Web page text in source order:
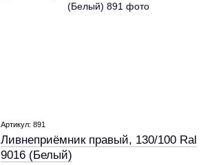
Артикул: 891
Ливнеприёмник правый, 130/100 Ral
9016 (Белый)